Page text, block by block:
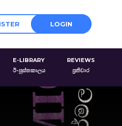
LOGIN
E-LIBRARY
ඊ-පුස්තකාලය
REVIEWS
ප්‍රතිචාර